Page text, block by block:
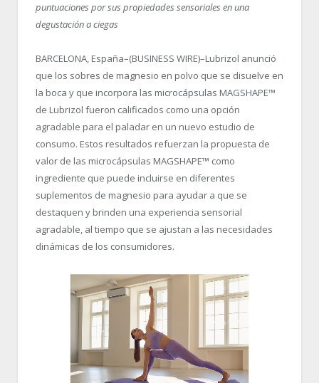
puntuaciones por sus propiedades sensoriales en una
degustación a ciegas
BARCELONA, España–(BUSINESS WIRE)–Lubrizol anunció
que los sobres de magnesio en polvo que se disuelve en
la boca y que incorpora las microcápsulas MAGSHAPE™
de Lubrizol fueron calificados como una opción
agradable para el paladar en un nuevo estudio de
consumo. Estos resultados refuerzan la propuesta de
valor de las microcápsulas MAGSHAPE™ como
ingrediente que puede incluirse en diferentes
suplementos de magnesio para ayudar a que se
destaquen y brinden una experiencia sensorial
agradable, al tiempo que se ajustan a las necesidades
dinámicas de los consumidores.